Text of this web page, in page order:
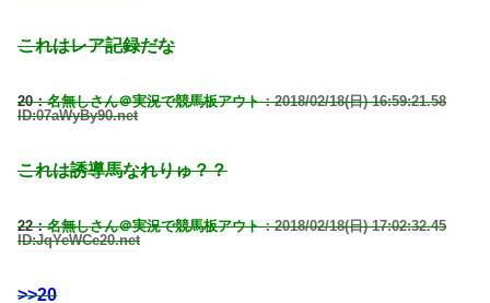
これはレア記録だな
20：名無しさん＠実況で競馬板アウト：2018/02/18(日) 16:59:21.58
ID:07aWyBy90.net
これは誘導馬なれりゅ？？
22：名無しさん＠実況で競馬板アウト：2018/02/18(日) 17:02:32.45
ID:JqYeWCe20.net
>>20